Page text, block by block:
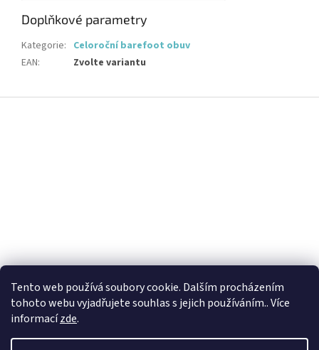
Tento web používá soubory cookie. Dalším procházením
tohoto webu vyjadřujete souhlas s jejich používáním.. Více
informacízde.
Doplňkové parametry
Kategorie: Celoroční barefoot obuv
EAN: Zvolte variantu